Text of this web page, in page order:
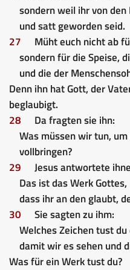
sondern weil ihr von
und satt geworden seid.
27
Müht euch nicht ab
sondern für die Speise,
und die der
Denn ihn hat Gott, der
beglaubigt.
28
Da fragten sie ihn:
Was müssen wir tun,
vollbringen?
29
Jesus antwortete
Das ist das Werk Gottes,
dass ihr an den glaubt,
30
Sie sagten zu ihm:
Welches Zeichen tust du
damit wir es sehen und
Was für ein Werk tust du?